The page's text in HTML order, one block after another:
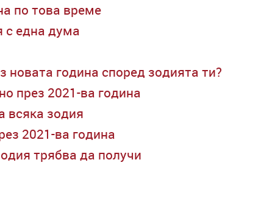
по това време
с една дума
година според зодията ти?
през 2021-ва година
всяка зодия
2021-ва година
трябва да получи